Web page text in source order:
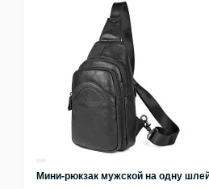
Мини-рюкзак мужской на одну